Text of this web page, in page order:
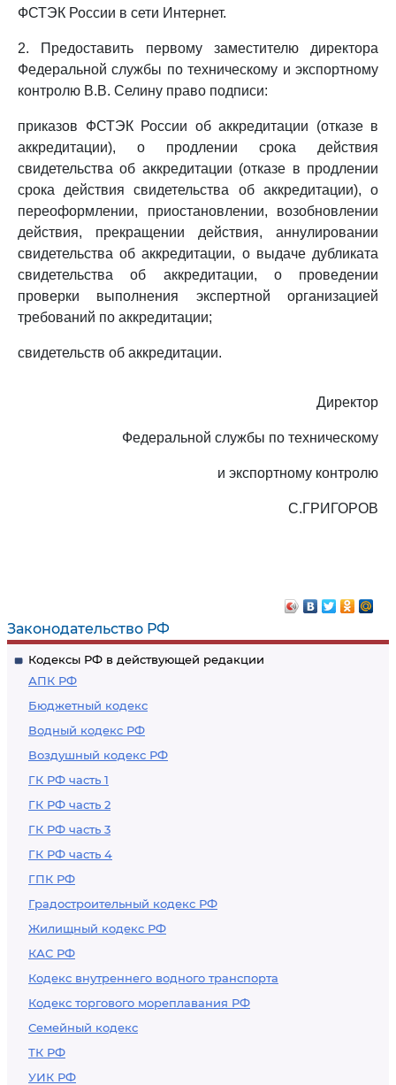
Законодательство РФ
Кодексы РФ в действующей редакции
АПК РФ
Бюджетный кодекс
Водный кодекс РФ
Воздушный кодекс РФ
ГК РФ часть 1
ГК РФ часть 2
ГК РФ часть 3
ГК РФ часть 4
ГПК РФ
Градостроительный кодекс РФ
Жилищный кодекс РФ
КАС РФ
Кодекс внутреннего водного транспорта
Кодекс торгового мореплавания РФ
Семейный кодекс
ТК РФ
УИК РФ
ФСТЭК России в сети Интернет.
2. Предоставить первому заместителю директора
Федеральной службы по техническому и экспортному
контролю В.В. Селину право подписи:
приказов ФСТЭК России об аккредитации (отказе в
аккредитации), о продлении срока действия
свидетельства об аккредитации (отказе в продлении
срока действия свидетельства об аккредитации), о
переоформлении, приостановлении, возобновлении
действия, прекращении действия, аннулировании
свидетельства об аккредитации, о выдаче дубликата
свидетельства об аккредитации, о проведении
проверки выполнения экспертной организацией
требований по аккредитации;
свидетельств об аккредитации.
Директор
Федеральной службы по техническому
и экспортному контролю
С.ГРИГОРОВ